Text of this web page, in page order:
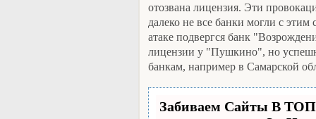
отозвана лицензия. Эти
далеко не все банки могли с
атаке подвергся банк
лицензии у "Пушкино", но
банкам, например в Самарской
Забиваем Сайты В